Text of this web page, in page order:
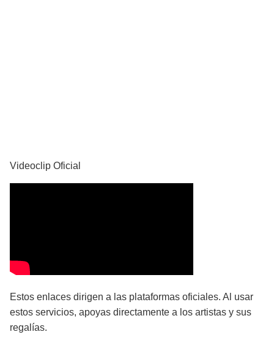
Videoclip Oficial
Estos enlaces dirigen a las plataformas oficiales. Al usar
estos servicios, apoyas directamente a los artistas y sus
regalías.